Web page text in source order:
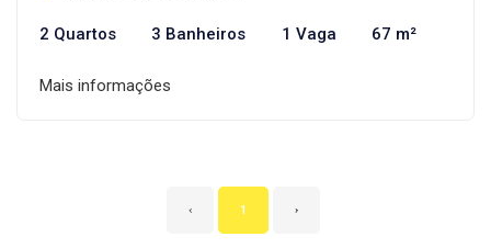
2 Quartos 3 Banheiros 1 Vaga 67 m²
Mais informações
‹ 1 ›